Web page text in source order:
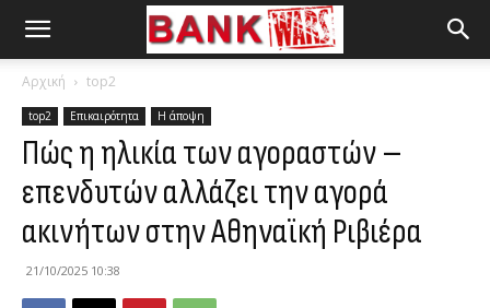
Αρχική top2
top2 Επικαιρότητα Η άποψη
Πώς η ηλικία των αγοραστών –
επενδυτών αλλάζει την αγορά
ακινήτων στην Αθηναϊκή Ριβιέρα
21/10/2025 10:38